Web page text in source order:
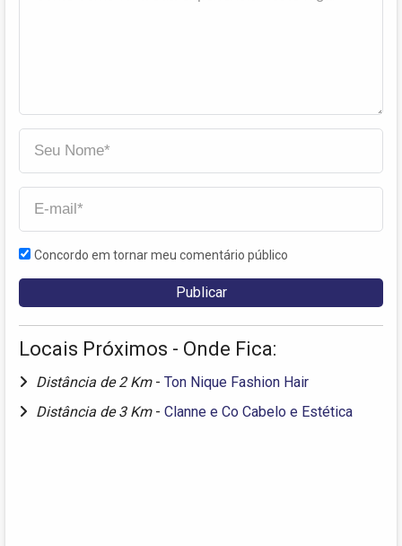
Concordo em tornar meu comentário público
Locais Próximos - Onde Fica:
Distância de 2 Km - Ton Nique Fashion Hair
Distância de 3 Km - Clanne e Co Cabelo e Estética